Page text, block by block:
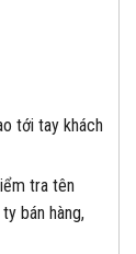
tới tay khách
tra tên
bán hàng,